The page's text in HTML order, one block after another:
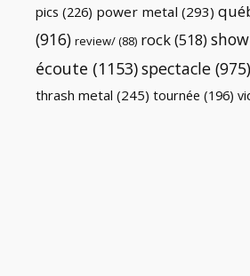
pics (226) power metal (293)
(916) review/(88) rock(518) show
écoute (1153)spectacle (975)
thrash metal (245) tournée (196)